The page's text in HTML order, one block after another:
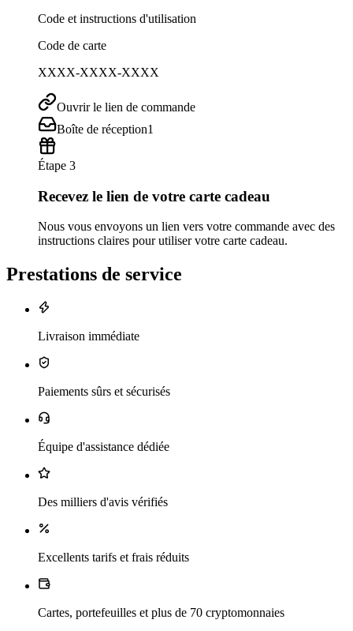
Code et instructions d'utilisation
Code de carte
XXXX-XXXX-XXXX
Ouvrir le lien de commande
Boîte de réception1
Étape 3
Recevez le lien de votre carte cadeau
Nous vous envoyons un lien vers votre commande avec des
instructions claires pour utiliser votre carte cadeau.
Prestations de service
Livraison immédiate
Paiements sûrs et sécurisés
Équipe d'assistance dédiée
Des milliers d'avis vérifiés
Excellents tarifs et frais réduits
Cartes, portefeuilles et plus de 70 cryptomonnaies